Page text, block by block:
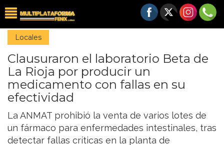
Locales
Clausuraron el laboratorio Beta de
La Rioja por producir un
medicamento con fallas en su
efectividad
La ANMAT prohibió la venta de varios lotes de
un fármaco para enfermedades intestinales, tras
detectar fallas críticas en la planta de